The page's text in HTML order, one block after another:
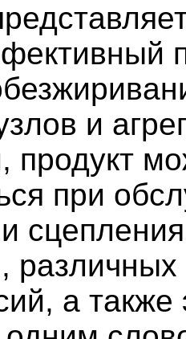
и
продукт
при
различных
а также